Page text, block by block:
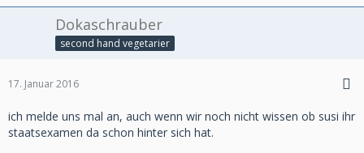
Dokaschrauber
second hand vegetarier
17. Januar 2016
ich melde uns mal an, auch wenn wir noch nicht wissen ob susi ihr
staatsexamen da schon hinter sich hat.